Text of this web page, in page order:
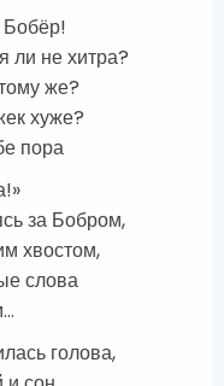
ли не хитра?
же?
хуже?
пора
за Бобром,
хвостом,
слова
голова,